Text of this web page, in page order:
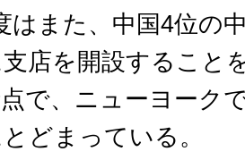
はまた、中国4位の
店を開設すること
で、ニューヨーク
どまっている。